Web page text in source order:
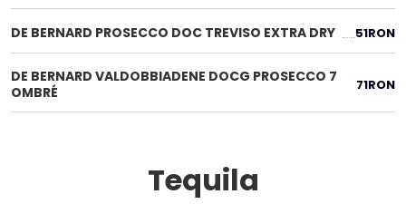
DE BERNARD PROSECCO DOC TREVISO EXTRA DRY 51RON
DE BERNARD VALDOBBIADENE DOCG PROSECCO 7
OMBRÉ
71RON
Tequila